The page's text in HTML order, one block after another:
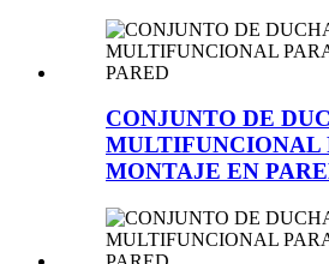
CONJUNTO DE
MULTIFUNCIONAL
MONTAJE EN